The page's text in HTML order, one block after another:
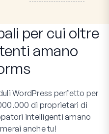
per cui oltre
amano
WordPress perfetto per
di proprietari di
intelligenti amano
anche tu!